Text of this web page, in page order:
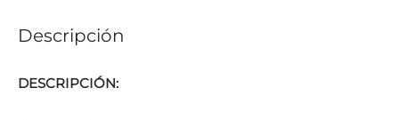
Descripción
DESCRIPCIÓN: